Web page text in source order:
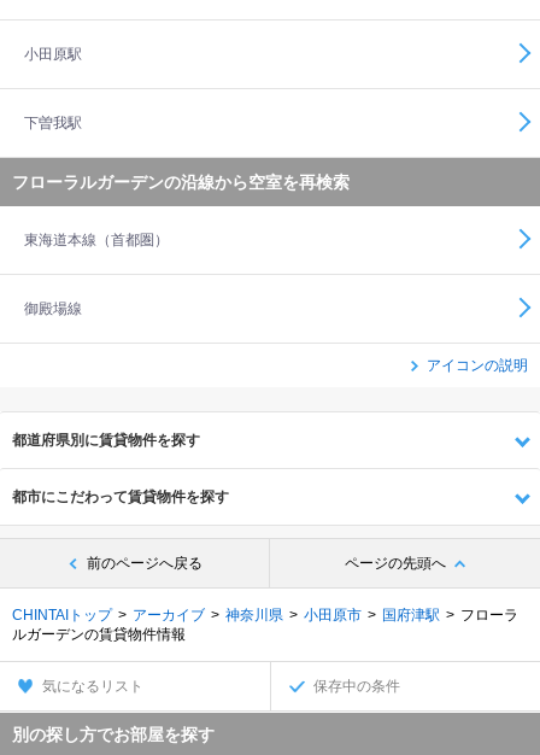
小田原駅
下曽我駅
フローラルガーデンの沿線から空室を再検索
東海道本線（首都圏）
御殿場線
アイコンの説明
都道府県別に賃貸物件を探す
都市にこだわって賃貸物件を探す
前のページへ戻る ページの先頭へ
CHINTAIトップ アーカイブ 神奈川県 小田原市 国府津駅
フローラ
ルガーデンの賃貸物件情報
気になるリスト 保存中の条件
別の探し方でお部屋を探す